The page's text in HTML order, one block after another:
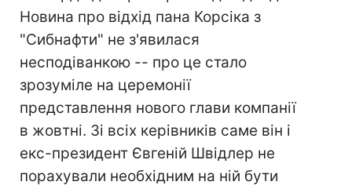
Новина про відхід пана Корсіка з
"Сибнафти" не з'явилася
несподіванкою -- про це стало
зрозуміле на церемонії
представлення нового глави компанії
в жовтні. Зі всіх керівників саме він і
екс-президент Євгеній Швідлер не
порахували необхідним на ній бути